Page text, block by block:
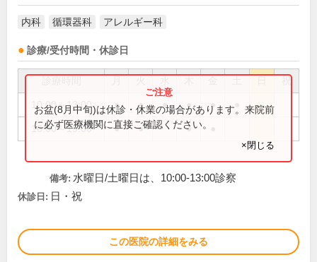
内科 循環器科 アレルギー科
診療/受付時間・休診日
祝
10:00～13:00 ● ● ● ● ●
16:00～19:00 ● ● ●
お盆(8月中旬)は休診・休業の場合があります。来院前
に必ず医療機関に直接ご確認ください。
×閉じる
備考: 水曜日/土曜日は、10:00-13:00診察
休診日: 日・祝
この医院の詳細をみる